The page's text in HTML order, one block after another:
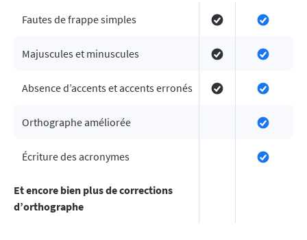
Fautes de frappe simples
Majuscules et minuscules
Absence d’accents et accents erronés
Orthographe améliorée
Écriture des acronymes
Et encore bien plus de corrections
d’orthographe